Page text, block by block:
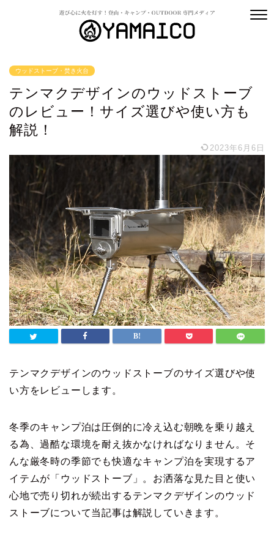
ウッドストーブ・焚き火台
テンマクデザインのウッドストーブ
のレビュー！サイズ選びや使い方も
解説！
2023年6月6日
テンマクデザインのウッドストーブのサイズ選びや使
い方をレビューします。
冬季のキャンプ泊は圧倒的に冷え込む朝晩を乗り越え
る為、過酷な環境を耐え抜かなければなりません。そ
んな厳冬時の季節でも快適なキャンプ泊を実現するア
イテムが「ウッドストーブ」。お洒落な見た目と使い
心地で売り切れが続出するテンマクデザインのウッド
ストーブについて当記事は解説していきます。